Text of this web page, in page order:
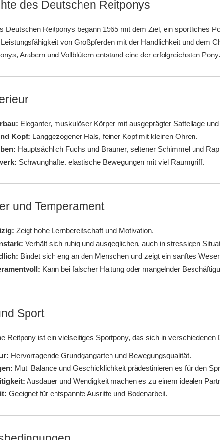
des Deutschen Reitponys
Deutschen Reitponys begann 1965 mit dem Ziel, ein sportliches
von Großpferden mit der Handlichkeit und dem
Arabern und Vollblütern entstand eine der erfolgreichsten
Eleganter, muskulöser Körper mit ausgeprägter Sattellage
Kopf: Langgezogener Hals, feiner Kopf mit kleinen Ohren.
Hauptsächlich Fuchs und Brauner, seltener Schimmel und
Schwunghafte, elastische Bewegungen mit viel Raumgriff.
und Temperament
Zeigt hohe Lernbereitschaft und Motivation.
Verhält sich ruhig und ausgeglichen, auch in stressigen
Bindet sich eng an den Menschen und zeigt ein sanftes
Kann bei falscher Haltung oder mangelnder
Sport
Reitpony ist ein vielseitiges Sportpony, das sich in verschiedenen
Hervorragende Grundgangarten und Bewegungsqualität.
Mut, Balance und Geschicklichkeit prädestinieren es für den
Ausdauer und Wendigkeit machen es zu einem idealen
Geeignet für entspannte Ausritte und Bodenarbeit.